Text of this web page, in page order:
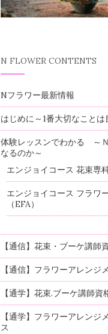
N FLOWER CONTENTS
Nフラワー最新情報
はじめに～1番大切なこと
体験レッスンでわかる ～
なるのか～
エンジョイコース 花束専
エンジョイコース フラワ
（EFA）
【通信】花束・ブーケ講師
【通信】フラワーアレンジ
【通学】花束.ブーケ講師資
【通学】フラワーアレンジ
ス